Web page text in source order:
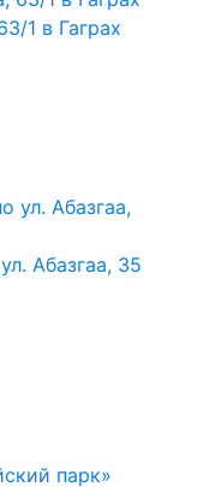
1 в Гаграх
Абазгаа, 35